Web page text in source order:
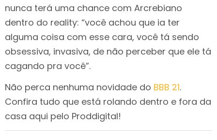
nunca terá uma chance com Arcrebiano
dentro do reality: “você achou que ia ter
alguma coisa com esse cara, você tá sendo
obsessiva, invasiva, de não perceber que ele tá
cagando pra você”.
Não perca nenhuma novidade do BBB 21.
Confira tudo que está rolando dentro e fora da
casa aqui pelo Proddigital!